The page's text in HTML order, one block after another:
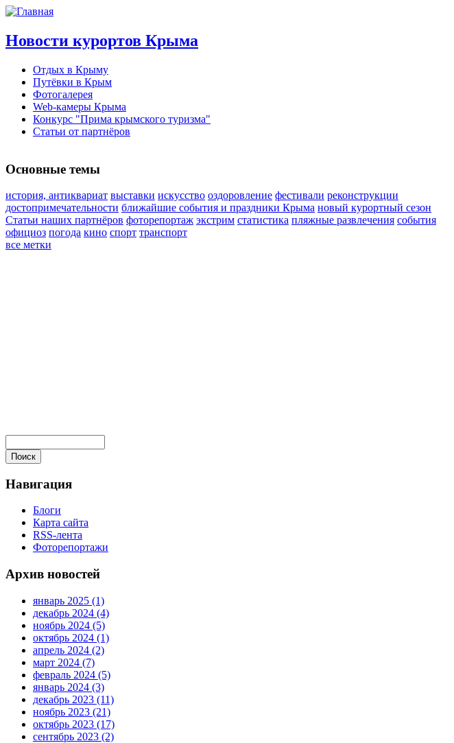
Новости курортов Крыма
Отдых в Крыму
Путёвки в Крым
Фотогалерея
Web-камеры Крыма
Конкурс "Прима крымского туризма"
Статьи от партнёров
Основные темы
история, антиквариат выставки искусство оздоровление фестивали реконструкции
достопримечательности ближайшие события и праздники Крыма новый курортный сезон
Статьи наших партнёров фоторепортаж экстрим статистика пляжные развлечения события
официоз погода кино спорт транспорт
все метки
Навигация
Блоги
Карта сайта
RSS-лента
Фоторепортажи
Архив новостей
январь 2025 (1)
декабрь 2024 (4)
ноябрь 2024 (5)
октябрь 2024 (1)
апрель 2024 (2)
март 2024 (7)
февраль 2024 (5)
январь 2024 (3)
декабрь 2023 (11)
ноябрь 2023 (21)
октябрь 2023 (17)
сентябрь 2023 (2)